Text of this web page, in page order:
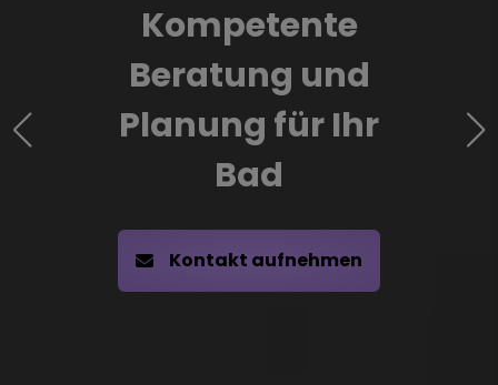
Kompetente
Beratung und
Planung für Ihr
Bad
Kontakt aufnehmen